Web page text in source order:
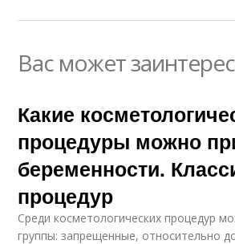
Вас может
Какие
процедуры можно
беременности.
процедур
Среди косметологических процедур
группы: запрещенные, относительно